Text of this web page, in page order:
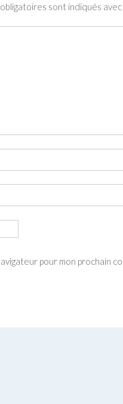
obligatoires sont indiqués avec
pour mon prochain